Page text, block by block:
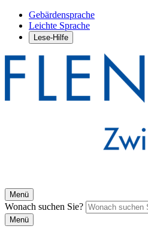
Gebärdensprache
Leichte Sprache
Lese-Hilfe
Menü
Wonach suchen Sie?
Menü